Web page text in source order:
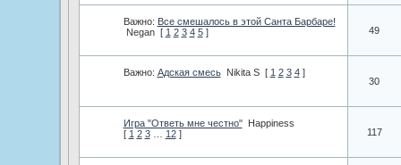
Важно: Все смешалось в этой Санта Барбаре!
Negan [ 1 2 3 4 5 ] 49
Важно: Адская смесь Nikita S [ 1 2 3 4 ]
30
Игра "Ответь мне честно"
Happiness
[ 1 2 3 12 ] 117